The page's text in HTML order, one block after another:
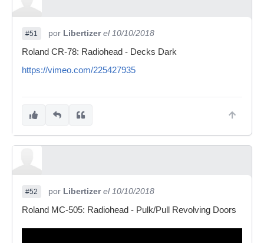
#51 por Libertizer el 10/10/2018
Roland CR-78: Radiohead - Decks Dark
https://vimeo.com/225427935
#52 por Libertizer el 10/10/2018
Roland MC-505: Radiohead - Pulk/Pull Revolving Doors